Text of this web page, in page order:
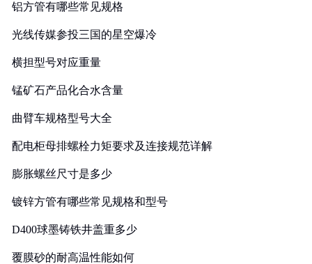
铝方管有哪些常见规格
光线传媒参投三国的星空爆冷
横担型号对应重量
锰矿石产品化合水含量
曲臂车规格型号大全
配电柜母排螺栓力矩要求及连接规范详解
膨胀螺丝尺寸是多少
镀锌方管有哪些常见规格和型号
D400球墨铸铁井盖重多少
覆膜砂的耐高温性能如何